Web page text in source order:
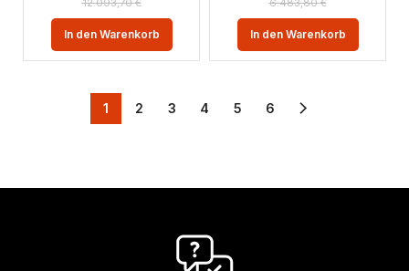
12.093,70€
In den Warenkorb
6.483,80€
In den Warenkorb
1 2 3 4 5 6